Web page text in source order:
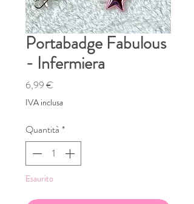
Portabadge Fabulous
- Infermiera
6,99 €
IVA inclusa
Quantità *
Esaurito